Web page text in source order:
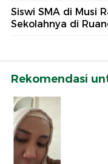
Siswi SMA di Musi
Sekolahnya di
Rekomendasi